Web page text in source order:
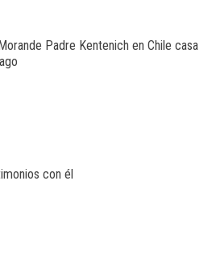
Padre Kentenich en Chile casa
con él